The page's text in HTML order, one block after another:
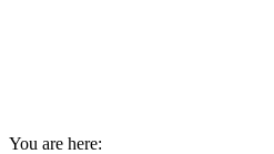
You are here: